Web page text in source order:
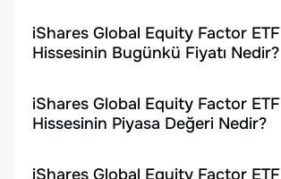
iShares Global Equity Factor ETF
Hissesinin Bugünkü Fiyatı Nedir?
iShares Global Equity Factor ETF
Hissesinin Piyasa Değeri Nedir?
iShares Global Equity Factor ETF